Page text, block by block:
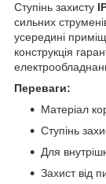
Ступінь захисту
сильних
усередині
конструкція
Переваги:
Матеріал
Ступінь
Для
Захист від